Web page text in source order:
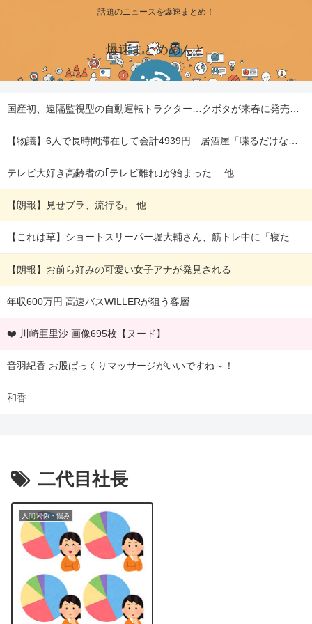
話題のニュースを爆速まとめ！
爆速まとめめんと
国産初、遠隔監視型の自動運転トラクター…クボタが来春に発売！ 他
【物議】6人で長時間滞在して会計4939円 居酒屋「喋るだけなら公園に行って」 他
テレビ大好き高齢者の｢テレビ離れ｣が始まった… 他
【朗報】見せブラ、流行る。 他
【これは草】ショートスリーパー堀大輔さん、筋トレ中に「寝たほうが良い」と言われた結果ｗｗｗｗ 他
【朗報】お前ら好みの可愛い女子アナが発見される
年収600万円 高速バスWILLERが狙う客層
❤️ 川崎亜里沙 画像695枚【ヌード】
音羽紀香 お股ぱっくりマッサージがいいですね～！
和香
二代目社長
人間関係・悩み